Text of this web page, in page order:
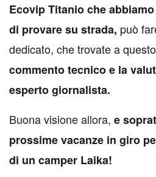
Ecovip Titanio che
di provare su strada, può
dedicato, che trovate a questo
commento tecnico e la
esperto giornalista.
Buona visione allora, e
prossime vacanze in giro
di un camper Laika!